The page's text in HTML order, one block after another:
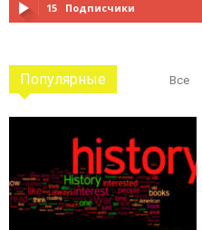
15 Подписчики
Популярные Все